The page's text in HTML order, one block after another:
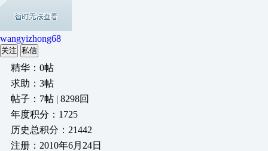
wangyizhong68
关注 私信
精华：0帖
求助：3帖
帖子：7帖 | 8298回
年度积分：1725
历史总积分：21442
注册：2010年6月24日